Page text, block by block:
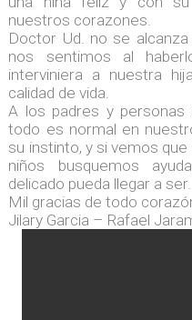
nuestros corazones.
Doctor Ud. no se
nos sentimos al
interviniera a nuestra
calidad de vida.
A los padres y
todo es normal en
su instinto, y si vemos
niños busquemos
delicado pueda llegar a ser.
Mil gracias de todo
Jilary Garcia – Rafael